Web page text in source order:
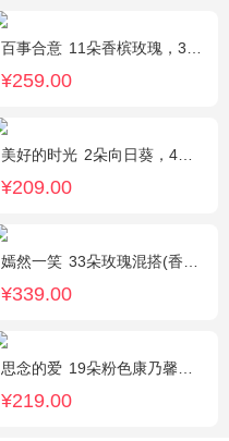
百事合意 11朵香槟玫瑰，3枝多头白百合，黄莺搭配
¥259.00
美好的时光 2朵向日葵，4朵香槟玫瑰，2朵碎冰蓝玫瑰，桔梗、配花、配草搭配
¥209.00
嫣然一笑 33朵玫瑰混搭(香槟玫瑰+红玫瑰)，桔梗、配花、绿叶
¥339.00
思念的爱 19朵粉色康乃馨，尤加利搭配
¥219.00